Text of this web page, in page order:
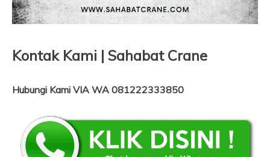
Kontak Kami | Sahabat Crane
Hubungi Kami VIA WA 081222333850